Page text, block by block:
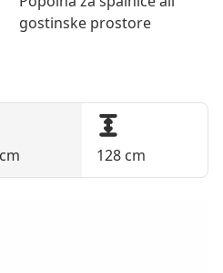
gostinske prostore
128 cm